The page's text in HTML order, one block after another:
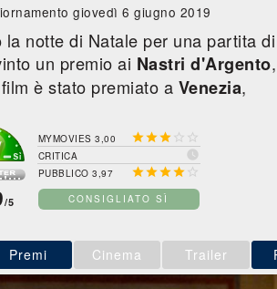
giovedì 6 giugno 2019
notte di Natale per una partita
un premio ai Nastri d'Argento
è stato premiato a Venezia,
/5
MYMOVIES 3,00   
CRITICA 
PUBBLICO 3,97  
CONSIGLIATO SÌ
Premi Cinema Trailer